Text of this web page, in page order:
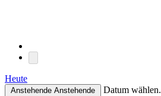
Heute
Anstehende Anstehende Datum wählen.